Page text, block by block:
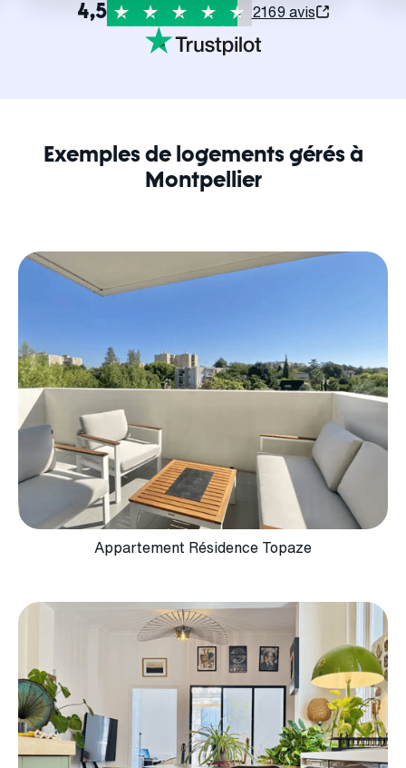
4,5 2169 avis
Exemples de logements gérés à
Montpellier
Appartement Résidence Topaze